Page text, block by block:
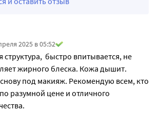
включает в себя поливитаминный
экстракт меда с
протестировано.
эластичность и укрепление
2025 в 05:52
быстро впитывается, не
жирного блеска. Кожа дышит.
под макияж. Рекомендую всем, кто
разумной цене и отличного